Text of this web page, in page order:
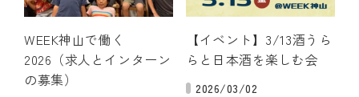
WEEK神山で働く
2026（求人とインターン
の募集）
【イベント】3/13酒うら
らと日本酒を楽しむ会
2026/03/02